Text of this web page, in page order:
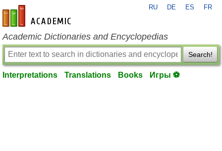
en-academic.com
RU DE ES FR
Academic Dictionaries and Encyclopedias
Search!
Interpretations Translations Books Игры ⚽